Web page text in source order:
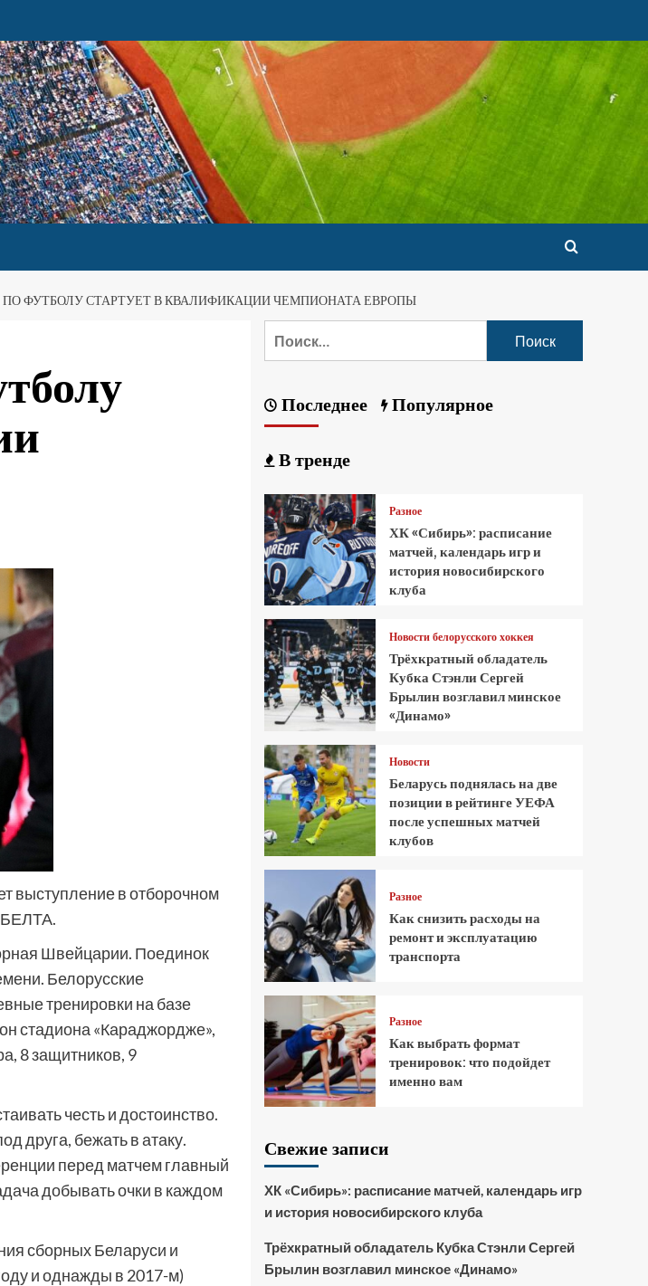
ПО ФУТБОЛУ СТАРТУЕТ В КВАЛИФИКАЦИИ ЧЕМПИОНАТА ЕВРОПЫ
выступление в отборочном
БЕЛТА.
Швейцарии. Поединок
Белорусские
тренировки на базе
стадиона «Караджордже»,
8 защитников, 9
честь и достоинство.
друга, бежать в атаку.
перед матчем главный
добывать очки в каждом
сборных Беларуси и
и однажды в 2017-м)
Последнее Популярное
В тренде
Разное
ХК «Сибирь»: расписание
матчей, календарь игр и
история новосибирского
клуба
Новости белорусского хоккея
Трёхкратный обладатель
Кубка Стэнли Сергей
Брылин возглавил минское
«Динамо»
Новости
Беларусь поднялась на две
позиции в рейтинге УЕФА
после успешных матчей
клубов
Разное
Как снизить расходы на
ремонт и эксплуатацию
транспорта
Разное
Как выбрать формат
тренировок: что подойдет
именно вам
Свежие записи
ХК «Сибирь»: расписание матчей, календарь игр
и история новосибирского клуба
Трёхкратный обладатель Кубка Стэнли Сергей
Брылин возглавил минское «Динамо»